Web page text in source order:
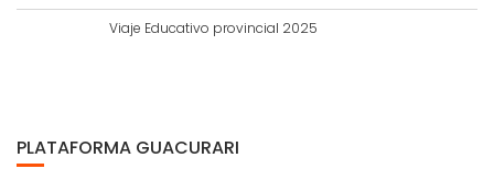
Viaje Educativo provincial 2025
PLATAFORMA GUACURARI